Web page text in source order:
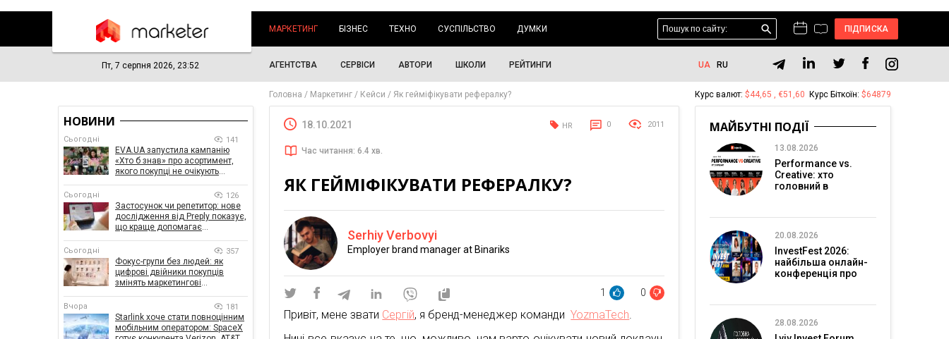
МАРКЕТИНГ БІЗНЕС ТЕХНО СУСПІЛЬСТВО ДУМКИ ПІДПИСКА
Пт, 7 серпня 2026, 23:52 АГЕНТСТВА СЕРВІСИ АВТОРИ ШКОЛИ РЕЙТИНГИ UA RU
Головна Маркетинг Кейси Як гейміфікувати рефералку?
18.10.2021 HR 0 2011
Час читання: 6.4 хв.
ЯК ГЕЙМІФІКУВАТИ РЕФЕРАЛКУ?
Serhiy Verbovyi
Employer brand manager at Binariks
1 0
Привіт, мене звати Сергій, я бренд-менеджер командиYozmaTech.
НОВИНИ
Сьогодні 141
EVA.UA запустила кампанію
«Хто б знав» про асортимент,
якого покупці не очікують
Сьогодні 126
Застосунок чи репетитор: нове
дослідження від Preply показує,
що краще допомагає
Сьогодні 357
Фокус-групи без людей: як
цифрові двійники покупців
змінять маркетингові
Вчора 181
Starlink хоче стати повноцінним
мобільним оператором: SpaceX
Курс валют: $44,65 , €51,60 Курс Біткоїн: $64879
МАЙБУТНІ ПОДІЇ
13.08.2026
Performance vs.
Creative: хто
головний в
20.08.2026
InvestFest 2026:
найбільша онлайн-
конференція про
28.08.2026